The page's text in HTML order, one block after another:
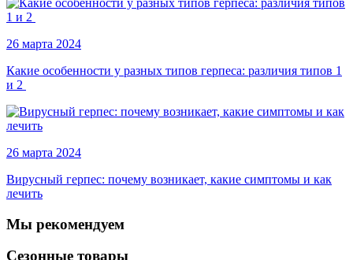
26 марта 2024
Какие особенности у разных типов герпеса: различия типов 1
и 2
26 марта 2024
Вирусный герпес: почему возникает, какие симптомы и как
лечить
Мы рекомендуем
Сезонные товары